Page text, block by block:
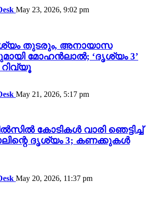
May 23, 2026, 9:02 pm
തുടരും, അനായാസ
മോഹൻലാൽ; ‘ദൃശ്യം 3’
റിവ്യൂ
May 21, 2026, 5:17 pm
കോടികൾ വാരി ഞെട്ടിച്ച്
ദൃശ്യം 3; കണക്കുകൾ
May 20, 2026, 11:37 pm